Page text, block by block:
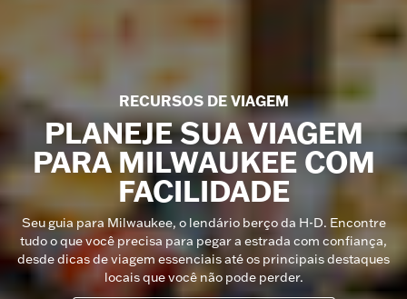
RECURSOS DE VIAGEM
PLANEJE SUA VIAGEM
PARA MILWAUKEE COM
FACILIDADE
Seu guia para Milwaukee, o lendário berço da H-D. Encontre
tudo o que você precisa para pegar a estrada com confiança,
desde dicas de viagem essenciais até os principais destaques
locais que você não pode perder.